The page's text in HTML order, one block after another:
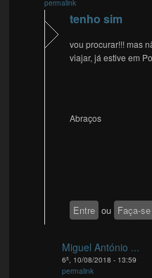
permalink
tenho sim
vou procurar!!! mas
viajar, já estive em
Abraços
Entre ou Faça-
Miguel António ...
6ª, 10/08/2018 - 13:59
permalink